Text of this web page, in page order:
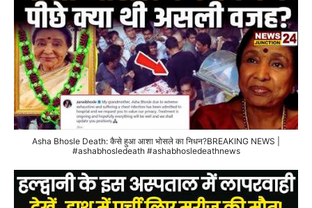
Asha Bhosle Death: कैसे हुआ आशा भोसले का निधन?BREAKING NEWS |
#ashabhosledeath #ashabhosledeathnews